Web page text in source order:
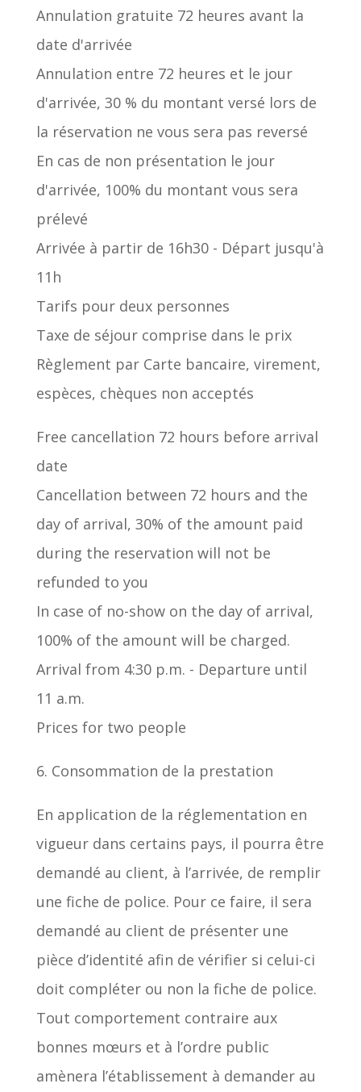
Annulation gratuite 72 heures avant la
date d'arrivée
Annulation entre 72 heures et le jour
d'arrivée, 30 % du montant versé lors de
la réservation ne vous sera pas reversé
En cas de non présentation le jour
d'arrivée, 100% du montant vous sera
prélevé
Arrivée à partir de 16h30 - Départ jusqu'à
11h
Tarifs pour deux personnes
Taxe de séjour comprise dans le prix
Règlement par Carte bancaire, virement,
espèces, chèques non acceptés
Free cancellation 72 hours before arrival
date
Cancellation between 72 hours and the
day of arrival, 30% of the amount paid
during the reservation will not be
refunded to you
In case of no-show on the day of arrival,
100% of the amount will be charged.
Arrival from 4:30 p.m. - Departure until
11 a.m.
Prices for two people
6. Consommation de la prestation
En application de la réglementation en
vigueur dans certains pays, il pourra être
demandé au client, à l’arrivée, de remplir
une fiche de police. Pour ce faire, il sera
demandé au client de présenter une
pièce d’identité afin de vérifier si celui-ci
doit compléter ou non la fiche de police.
Tout comportement contraire aux
bonnes mœurs et à l’ordre public
amènera l’établissement à demander au